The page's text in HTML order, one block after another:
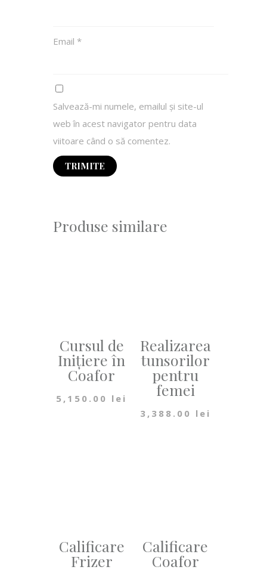
Email *
Salvează-mi numele, emailul și site-ul
web în acest navigator pentru data
viitoare când o să comentez.
Produse similare
Cursul de
Inițiere în
Coafor
5,150.00 lei
Realizarea
tunsorilor
pentru
femei
3,388.00 lei
Calificare
Frizer
Calificare
Coafor